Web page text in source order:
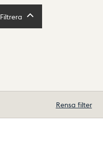
Filtrera
Rensa filter